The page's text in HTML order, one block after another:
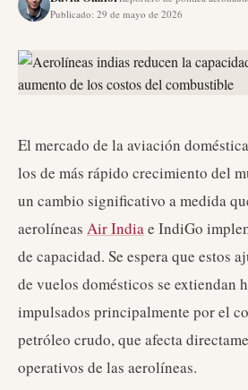
Publicado: 29 de mayo de 2026
El mercado de la aviación
los de más rápido crecimiento del
un cambio significativo a medida
aerolíneas Air Indiae IndiGo
de capacidad. Se espera que estos
de vuelos domésticos se extiendan
impulsados principalmente por el
petróleo crudo, que afecta
operativos de las aerolíneas.